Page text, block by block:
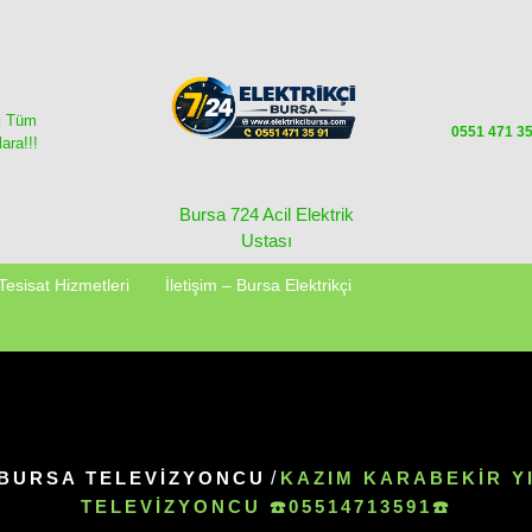
Tüm
Bursa 724 Acil Elektrik
Ustası
0551 471
Hizmetleri İletişim – Bursa Elektrikçi
TELEVIZYONCU / KAZIM KARABEKIR
TELEVIZYONCU ☎️05514713591☎️